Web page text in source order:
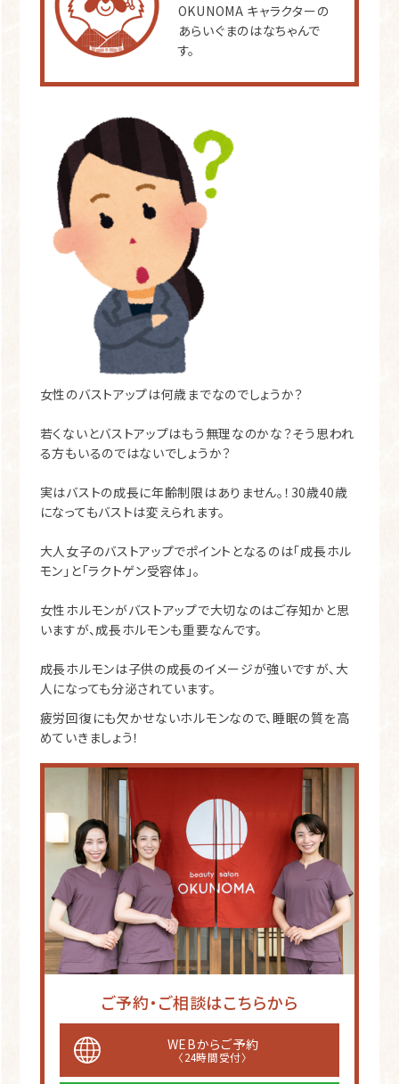
OKUNOMA キャラクターの
あらいぐまのはなちゃんで
す。
女性のバストアップは何歳までなのでしょうか？
若くないとバストアップはもう無理なのかな？そう思われ
る方もいるのではないでしょうか？
実はバストの成長に年齢制限はありません。！ 30歳40歳
になってもバストは変えられます。
大人女子のバストアップでポイントとなるのは「成長ホル
モン」と「ラクトゲン受容体」。
女性ホルモンがバストアップで大切なのはご存知かと思
いますが、成長ホルモンも重要なんです。
成長ホルモンは子供の成長のイメージが強いですが、大
人になっても分泌されています。
疲労回復にも欠かせないホルモンなので、睡眠の質を高
めていきましょう！
ご予約・ご相談はこちらから
WEBからご予約
〈24時間受付〉